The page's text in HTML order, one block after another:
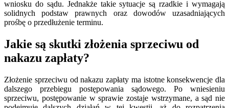
wniosku do sądu. Jednakże takie sytuacje są rzadkie i wymagają
solidnych podstaw prawnych oraz dowodów uzasadniających
prośbę o przedłużenie terminu.
Jakie są skutki złożenia sprzeciwu od
nakazu zapłaty?
Złożenie sprzeciwu od nakazu zapłaty ma istotne konsekwencje dla
dalszego przebiegu postępowania sądowego. Po wniesieniu
sprzeciwu, postępowanie w sprawie zostaje wstrzymane, a sąd nie